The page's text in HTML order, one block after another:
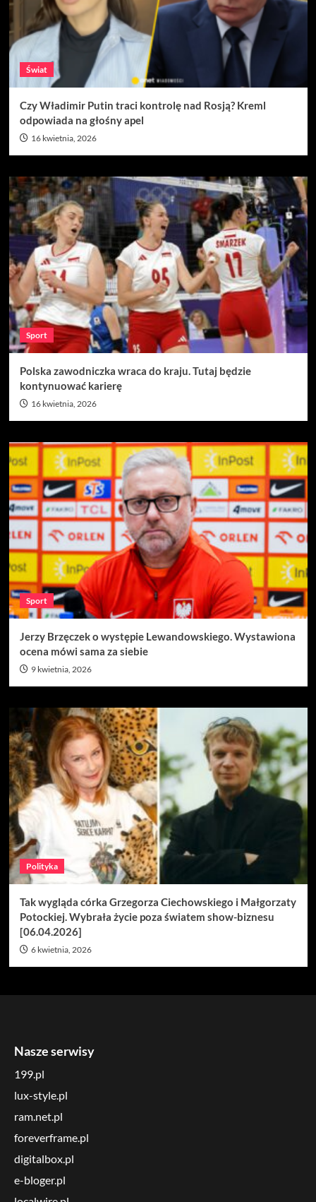
Świat
Czy Władimir Putin traci kontrolę nad Rosją? Kreml
odpowiada na głośny apel
16 kwietnia, 2026
Sport
Polska zawodniczka wraca do kraju. Tutaj będzie
kontynuować karierę
16 kwietnia, 2026
Sport
Jerzy Brzęczek o występie Lewandowskiego. Wystawiona
ocena mówi sama za siebie
9 kwietnia, 2026
Polityka
Tak wygląda córka Grzegorza Ciechowskiego i Małgorzaty
Potockiej. Wybrała życie poza światem show-biznesu
[06.04.2026]
6 kwietnia, 2026
Nasze serwisy
199.pl
lux-style.pl
ram.net.pl
foreverframe.pl
digitalbox.pl
e-bloger.pl